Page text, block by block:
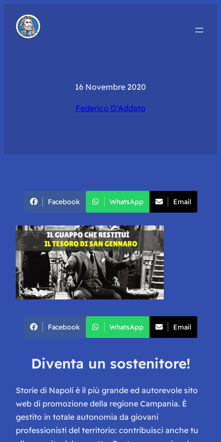
16 Novembre 2020
Federico D’Addato
Facebook WhatsApp Email
Facebook WhatsApp Email
Diventa un sostenitore!
Storie di Napoli è il più grande ed autorevole sito
web di promozione della regione Campania. È
gestito in totale autonomia da giovani
professionisti del territorio: contribuisci anche tu